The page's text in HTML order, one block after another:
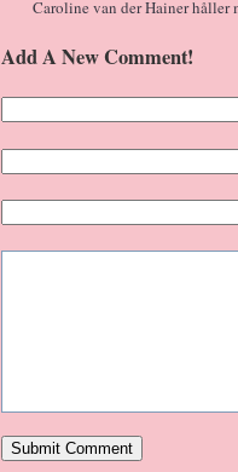
Caroline van der Hainer håller
Add A New Comment!